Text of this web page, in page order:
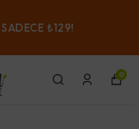
₺129!
0